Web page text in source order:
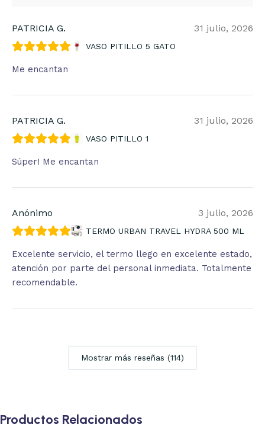
PATRICIA G. 31 julio, 2026
VASO PITILLO 5 GATO
Me encantan
PATRICIA G. 31 julio, 2026
VASO PITILLO 1
Súper! Me encantan
Anónimo 3 julio, 2026
TERMO URBAN TRAVEL HYDRA 500 ML
Excelente servicio, el termo llego en excelente estado,
atención por parte del personal inmediata. Totalmente
recomendable.
Mostrar más reseñas (114)
Productos Relacionados